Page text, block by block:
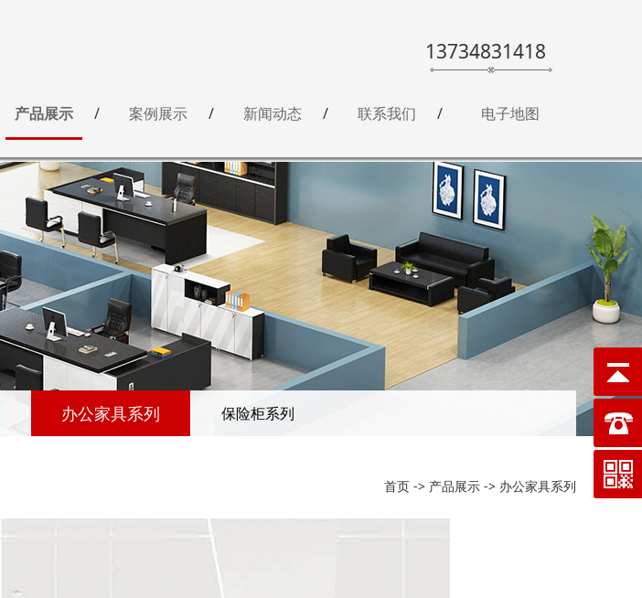
13734831418
产品展示 案例展示 新闻动态 联系我们 电子地图
办公家具系列 保险柜系列
首页 -> 产品展示 -> 办公家具系列